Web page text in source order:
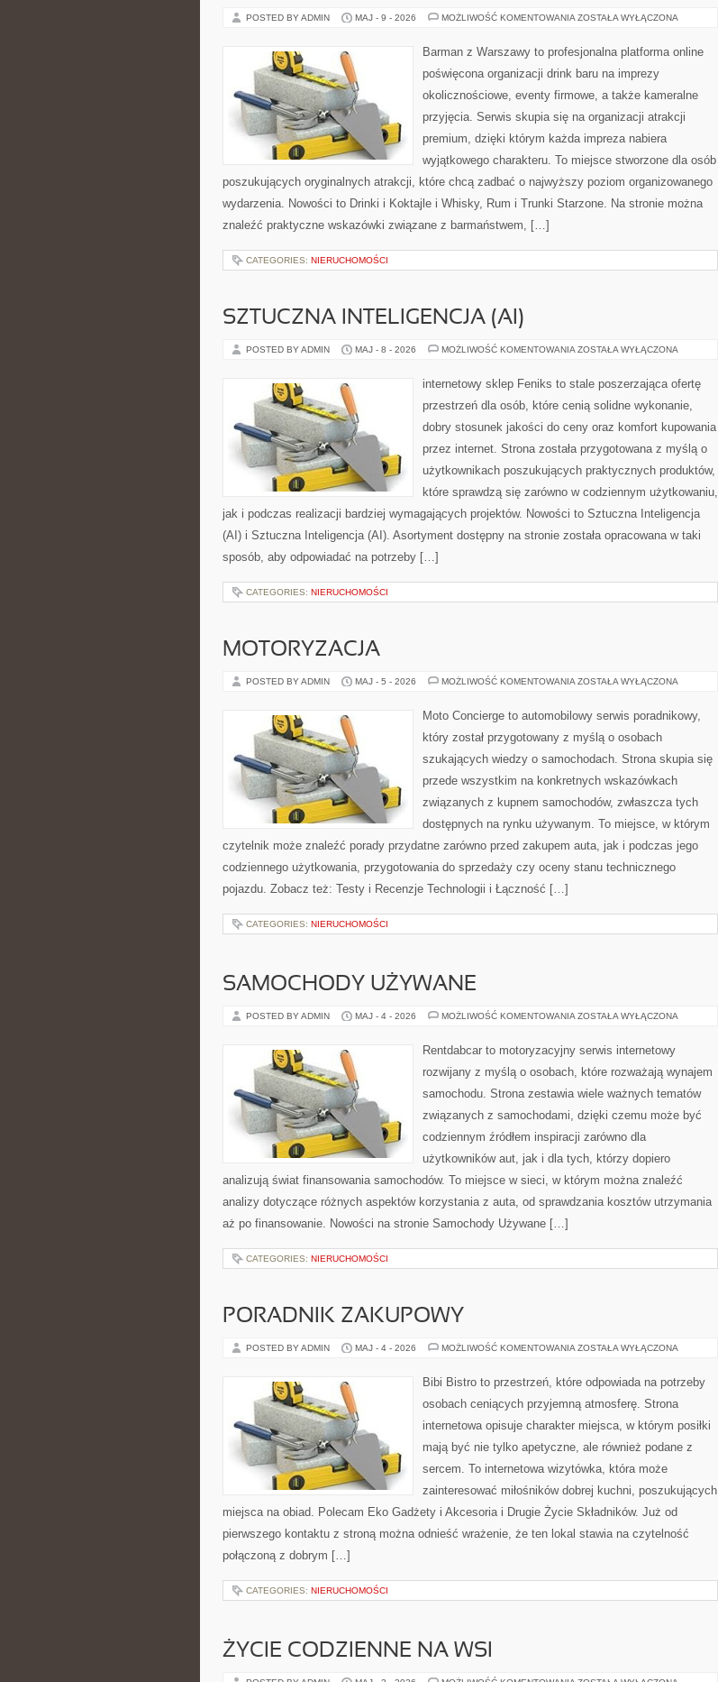
POSTED BY ADMIN MAJ - 9 - 2026 MOŻLIWOŚĆ KOMENTOWANIA DRINKI
ZOSTAŁA WYŁĄCZONA
Barman z Warszawy to profesjonalna platforma online
poświęcona organizacji drink baru na imprezy
okolicznościowe, eventy firmowe, a także kameralne
przyjęcia. Serwis skupia się na organizacji atrakcji
premium, dzięki którym każda impreza nabiera
wyjątkowego charakteru. To miejsce stworzone dla osób
poszukujących oryginalnych atrakcji, które chcą zadbać o najwyższy poziom organizowanego
wydarzenia. Nowości to Drinki i Koktajle i Whisky, Rum i Trunki Starzone. Na stronie można
znaleźć praktyczne wskazówki związane z barmaństwem, […]
CATEGORIES: NIERUCHOMOŚCI
SZTUCZNA INTELIGENCJA (AI)
POSTED BY ADMIN MAJ - 8 - 2026 MOŻLIWOŚĆ KOMENTOWANIA SZTUCZNA
ZOSTAŁA WYŁĄCZONA
internetowy sklep Feniks to stale poszerzająca ofertę
przestrzeń dla osób, które cenią solidne wykonanie,
dobry stosunek jakości do ceny oraz komfort kupowania
przez internet. Strona została przygotowana z myślą o
użytkownikach poszukujących praktycznych produktów,
które sprawdzą się zarówno w codziennym użytkowaniu,
jak i podczas realizacji bardziej wymagających projektów. Nowości to Sztuczna Inteligencja
(AI) i Sztuczna Inteligencja (AI). Asortyment dostępny na stronie została opracowana w taki
sposób, aby odpowiadać na potrzeby […]
CATEGORIES: NIERUCHOMOŚCI
MOTORYZACJA
POSTED BY ADMIN MAJ - 5 - 2026 MOŻLIWOŚĆ KOMENTOWANIA MOTORYZACJA
ZOSTAŁA WYŁĄCZONA
Moto Concierge to automobilowy serwis poradnikowy,
który został przygotowany z myślą o osobach
szukających wiedzy o samochodach. Strona skupia się
przede wszystkim na konkretnych wskazówkach
związanych z kupnem samochodów, zwłaszcza tych
dostępnych na rynku używanym. To miejsce, w którym
czytelnik może znaleźć porady przydatne zarówno przed zakupem auta, jak i podczas jego
codziennego użytkowania, przygotowania do sprzedaży czy oceny stanu technicznego
pojazdu. Zobacz też: Testy i Recenzje Technologii i Łączność […]
CATEGORIES: NIERUCHOMOŚCI
SAMOCHODY UŻYWANE
POSTED BY ADMIN MAJ - 4 - 2026 MOŻLIWOŚĆ KOMENTOWANIA SAMOCHODY
ZOSTAŁA WYŁĄCZONA
Rentdabcar to motoryzacyjny serwis internetowy
rozwijany z myślą o osobach, które rozważają wynajem
samochodu. Strona zestawia wiele ważnych tematów
związanych z samochodami, dzięki czemu może być
codziennym źródłem inspiracji zarówno dla
użytkowników aut, jak i dla tych, którzy dopiero
analizują świat finansowania samochodów. To miejsce w sieci, w którym można znaleźć
analizy dotyczące różnych aspektów korzystania z auta, od sprawdzania kosztów utrzymania
aż po finansowanie. Nowości na stronie Samochody Używane […]
CATEGORIES: NIERUCHOMOŚCI
PORADNIK ZAKUPOWY
POSTED BY ADMIN MAJ - 4 - 2026 MOŻLIWOŚĆ KOMENTOWANIA PORADNIK
ZOSTAŁA WYŁĄCZONA
Bibi Bistro to przestrzeń, które odpowiada na potrzeby
osobach ceniących przyjemną atmosferę. Strona
internetowa opisuje charakter miejsca, w którym posiłki
mają być nie tylko apetyczne, ale również podane z
sercem. To internetowa wizytówka, która może
zainteresować miłośników dobrej kuchni, poszukujących
miejsca na obiad. Polecam Eko Gadżety i Akcesoria i Drugie Życie Składników. Już od
pierwszego kontaktu z stroną można odnieść wrażenie, że ten lokal stawia na czytelność
połączoną z dobrym […]
CATEGORIES: NIERUCHOMOŚCI
ŻYCIE CODZIENNE NA WSI